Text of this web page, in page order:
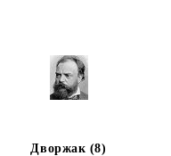
Дворжак (8)